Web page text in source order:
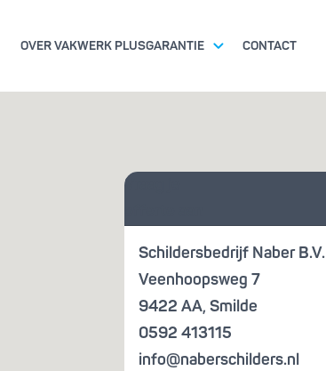
OVER VAKWERK PLUSGARANTIE
KENNISBANK
CONTACT
Vraag je
Schildersbedrijf Naber B.V.
Veenhoopsweg 7
9422 AA, Smilde
0592 413115
info@naberschilders.nl